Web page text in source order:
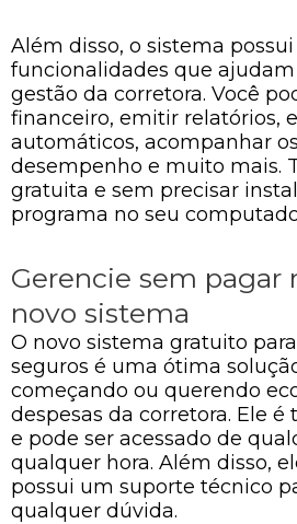
Além disso, o sistema
funcionalidades que
gestão da corretora. Você
financeiro, emitir relatórios,
automáticos, acompanhar
desempenho e muito mais.
gratuita e sem precisar
programa no seu
Gerencie sem pagar
novo sistema
O novo sistema gratuito
seguros é uma ótima
começando ou querendo
despesas da corretora. Ele
e pode ser acessado de
qualquer hora. Além disso,
possui um suporte técnico
qualquer dúvida.